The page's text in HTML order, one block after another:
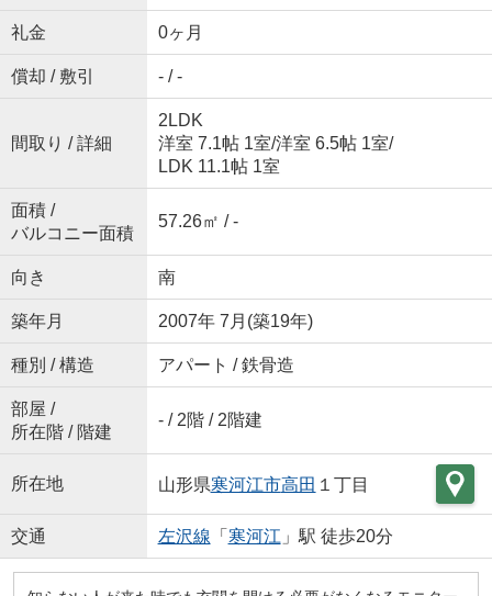
礼金 0ヶ月
償却 / 敷引 - / -
間取り / 詳細
2LDK
洋室 7.1帖 1室/洋室 6.5帖 1室/
LDK 11.1帖 1室
面積 /
バルコニー面積
57.26㎡ / -
向き 南
築年月 2007年 7月(築19年)
種別 / 構造 アパート / 鉄骨造
部屋 /
所在階 / 階建
- / 2階 / 2階建
所在地 山形県寒河江市高田 １丁目
交通 左沢線 「 寒河江 」駅 徒歩20分